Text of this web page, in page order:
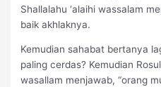
Shallalahu ‘alaihi wassalam
baik akhlaknya.
Kemudian sahabat bertanya
paling cerdas? Kemudian
wasallam menjawab, “orang